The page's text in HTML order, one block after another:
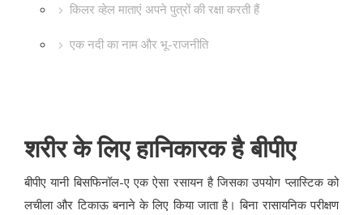
किलर व्हेल माताएं अपने पुत्रों की रक्षा करती हैं
एक नदी का नाम और भू-राजनीति
शरीर के लिए हानिकारक है बीपीए
बीपीए यानी बिसफिनॉल-ए एक ऐसा रसायन है जिसका उपयोग प्लास्टिक को
लचीला और टिकाऊ बनाने के लिए किया जाता है। बिना रासायनिक परीक्षण